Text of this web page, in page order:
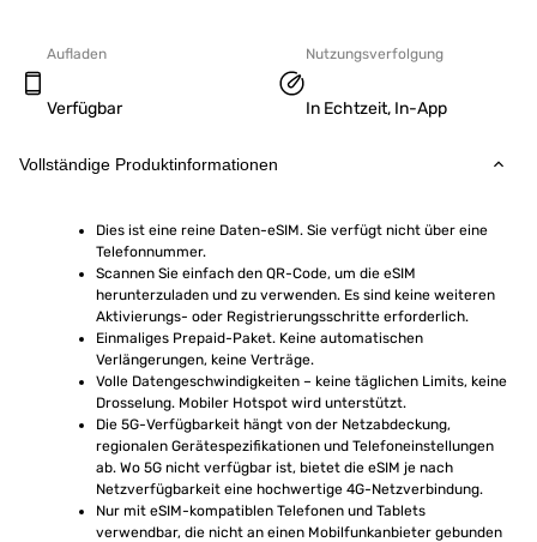
Aufladen
Verfügbar
Nutzungsverfolgung
In Echtzeit, In-App
Vollständige Produktinformationen
Dies ist eine reine Daten-eSIM. Sie verfügt nicht über eine
Telefonnummer.
Scannen Sie einfach den QR-Code, um die eSIM
herunterzuladen und zu verwenden. Es sind keine weiteren
Aktivierungs- oder Registrierungsschritte erforderlich.
Einmaliges Prepaid-Paket. Keine automatischen
Verlängerungen, keine Verträge.
Volle Datengeschwindigkeiten – keine täglichen Limits, keine
Drosselung. Mobiler Hotspot wird unterstützt.
Die 5G-Verfügbarkeit hängt von der Netzabdeckung,
regionalen Gerätespezifikationen und Telefoneinstellungen
ab. Wo 5G nicht verfügbar ist, bietet die eSIM je nach
Netzverfügbarkeit eine hochwertige 4G-Netzverbindung.
Nur mit eSIM-kompatiblen Telefonen und Tablets
verwendbar, die nicht an einen Mobilfunkanbieter gebunden